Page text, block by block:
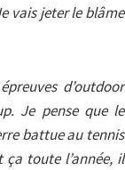
vais jeter le blâme
d’outdoor
Je pense que le
battue au tennis
toute l’année, il